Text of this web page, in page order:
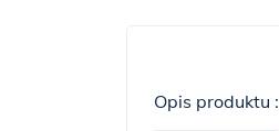
Opis produktu :